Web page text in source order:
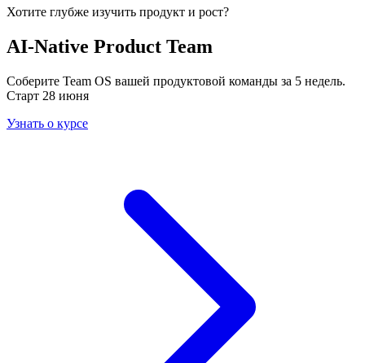
Хотите глубже изучить продукт и рост?
AI-Native Product Team
Соберите Team OS вашей продуктовой команды за 5 недель.
Старт 28 июня
Узнать о курсе